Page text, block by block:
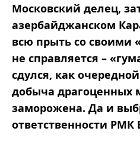
Московский делец,
азербайджанском
всю прыть со своими
не справляется –
сдулся, как
добыча драгоценных
заморожена. Да и
ответственности